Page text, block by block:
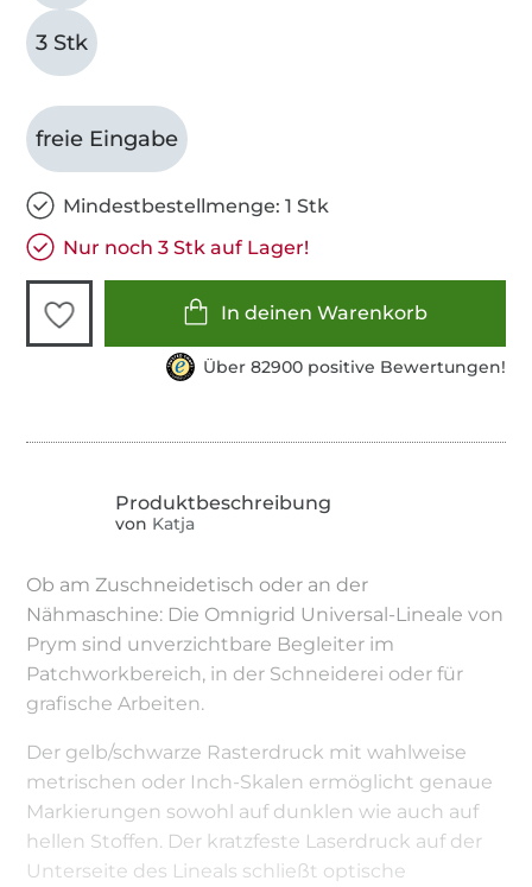
3 Stk
freie Eingabe
Mindestbestellmenge: 1 Stk
Nur noch 3 Stk auf Lager!
In deinen Warenkorb
Über 82900 positive Bewertungen!
von Katja
Ob am Zuschneidetisch oder an der
Nähmaschine: Die Omnigrid Universal-Lineale von
Prym sind unverzichtbare Begleiter im
Patchworkbereich, in der Schneiderei oder für
grafische Arbeiten.
Der gelb/schwarze Rasterdruck mit wahlweise
metrischen oder Inch-Skalen ermöglicht genaue
Markierungen sowohl auf dunklen wie auch auf
hellen Stoffen. Der kratzfeste Laserdruck auf der
Unterseite des Lineals schließt optische